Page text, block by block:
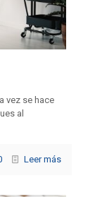
vez se hace
al
Leer más